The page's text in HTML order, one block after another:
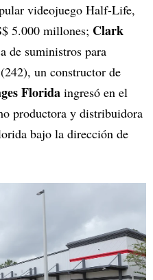
videojuego Half-Life,
5.000 millones; Clark
de suministros para
(242), un constructor de
Florida ingresó en el
productora y distribuidora
bajo la dirección de